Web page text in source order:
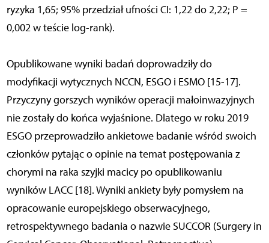
ryzyka 1,65; 95% przedział ufności CI: 1,22 do 2,22; P =
0,002 w teście log-rank).
Opublikowane wyniki badań doprowadziły do
modyfikacji wytycznych NCCN, ESGO i ESMO [15-17].
Przyczyny gorszych wyników operacji małoinwazyjnych
nie zostały do końca wyjaśnione. Dlatego w roku 2019
ESGO przeprowadziło ankietowe badanie wśród swoich
członków pytając o opinie na temat postępowania z
chorymi na raka szyjki macicy po opublikowaniu
wyników LACC [18]. Wyniki ankiety były pomysłem na
opracowanie europejskiego obserwacyjnego,
retrospektywnego badania o nazwie SUCCOR (Surgery in